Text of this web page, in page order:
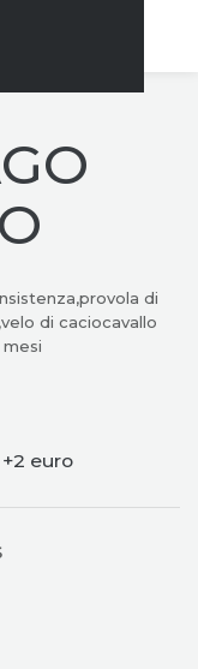
di
di caciocavallo
euro